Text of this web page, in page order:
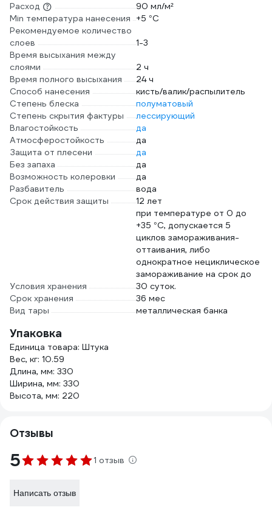
Расход
90 мл/м²
Min температура нанесения
+5 °С
Рекомендуемое количество
слоев
1-3
Время высыхания между
слоями
2 ч
Время полного высыхания
24 ч
Способ нанесения
кисть/валик/распылитель
Степень блеска
полуматовый
Степень скрытия фактуры
лессирующий
Влагостойкость
да
Атмосферостойкость
да
Защита от плесени
да
Без запаха
да
Возможность колеровки
да
Разбавитель
вода
Срок действия защиты
12 лет
Условия хранения
при температуре от 0 до
+35 °С, допускается 5
циклов замораживания-
оттаивания, либо
однократное нециклическое
замораживание на срок до
30 суток.
Срок хранения
36 мес
Вид тары
металлическая банка
Упаковка
Единица товара: Штука
Вес, кг: 10.59
Длина, мм: 330
Ширина, мм: 330
Высота, мм: 220
Отзывы
5 1 отзыв
Написать отзыв